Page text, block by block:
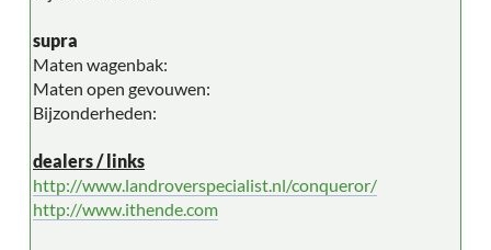
supra
Maten wagenbak:
Maten open gevouwen:
Bijzonderheden:
dealers / links
http://www.landroverspecialist.nl/conqueror/
http://www.ithende.com